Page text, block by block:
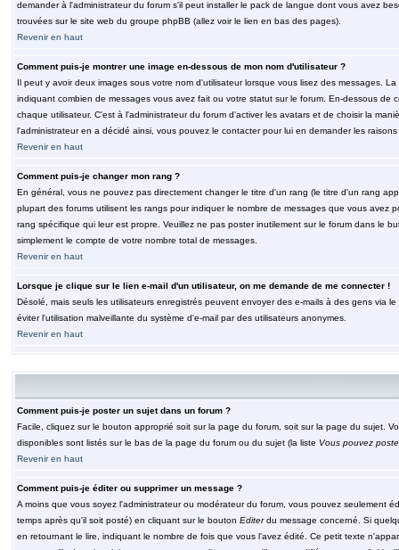
demander à l'administrateur du forum s'il peut installer le pack de langue dont vous avez
trouvées sur le site web du groupe phpBB (allez voir le lien en bas des pages).
Revenir en haut
Comment puis-je montrer une image en-dessous de mon nom d'utilisateur ?
Il peut y avoir deux images sous votre nom d'utilisateur lorsque vous lisez des messages.
indiquant combien de messages vous avez fait ou votre statut sur le forum. En-dessous
chaque utilisateur. C'est à l'administrateur du forum d'activer les avatars et de choisir la
l'administrateur en a décidé ainsi, vous pouvez le contacter pour lui en demander les
Revenir en haut
Comment puis-je changer mon rang ?
En général, vous ne pouvez pas directement changer le titre d'un rang (le titre d'un rang
plupart des forums utilisent les rangs pour indiquer le nombre de messages que vous avez
rang spécifique qui leur est propre. Veuillez ne pas poster inutilement sur le forum dans le
simplement le compte de votre nombre total de messages.
Revenir en haut
Lorsque je clique sur le lien e-mail d'un utilisateur, on me demande de me connecter !
Désolé, mais seuls les utilisateurs enregistrés peuvent envoyer des e-mails à des gens via
éviter l'utilisation malveillante du système d'e-mail par des utilisateurs anonymes.
Revenir en haut
Comment puis-je poster un sujet dans un forum ?
Facile, cliquez sur le bouton approprié soit sur la page du forum, soit sur la page du sujet.
disponibles sont listés sur le bas de la page du forum ou du sujet (la liste Vous pouvez
Revenir en haut
Comment puis-je éditer ou supprimer un message ?
A moins que vous soyez l'administrateur ou modérateur du forum, vous pouvez seulement
temps après qu'il soit posté) en cliquant sur le bouton Editerdu message concerné. Si
en retournant le lire, indiquant le nombre de fois que vous l'avez édité. Ce petit texte